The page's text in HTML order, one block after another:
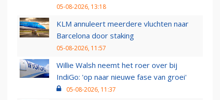
05-08-2026, 13:18
KLM annuleert meerdere vluchten naar
Barcelona door staking
05-08-2026, 11:57
Willie Walsh neemt het roer over bij
IndiGo: 'op naar nieuwe fase van groei'
05-08-2026, 11:37